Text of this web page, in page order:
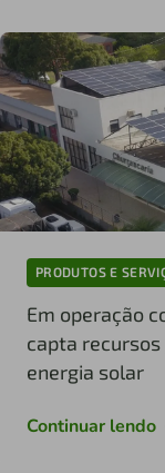
PRODUTOS E
Em operação
capta
energia solar
Continuar lendo